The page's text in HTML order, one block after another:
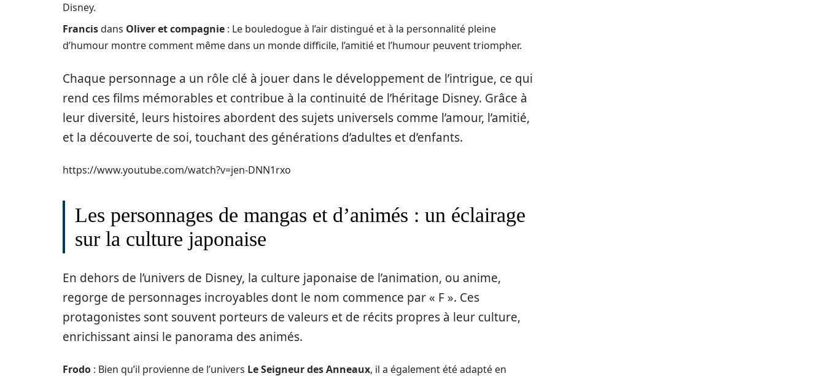
Disney.
Francisdans Oliver et compagnie : Le bouledogue à l’air distingué et à la personnalité pleine
d’humour montre comment même dans un monde difficile, l’amitié et l’humour peuvent triompher.
Chaque personnage a un rôle clé à jouer dans le développement de l’intrigue, ce qui
rend ces films mémorables et contribue à la continuité de l’héritage Disney. Grâce à
leur diversité, leurs histoires abordent des sujets universels comme l’amour, l’amitié,
et la découverte de soi, touchant des générations d’adultes et d’enfants.
https://www.youtube.com/watch?v=jen-DNN1rxo
Les personnages de mangas et d’animés : un éclairage
sur la culture japonaise
En dehors de l’univers de Disney, la culture japonaise de l’animation, ou anime,
regorge de personnages incroyables dont le nom commence par « F ». Ces
protagonistes sont souvent porteurs de valeurs et de récits propres à leur culture,
enrichissant ainsi le panorama des animés.
Frodo : Bien qu’il provienne de l’univers Le Seigneur des Anneaux, il a également été adapté en